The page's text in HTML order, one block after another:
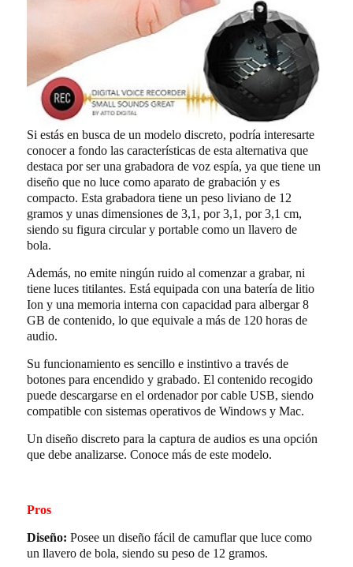
Si estás en busca de un modelo discreto, podría interesarte
conocer a fondo las características de esta alternativa que
destaca por ser una grabadora de voz espía, ya que tiene un
diseño que no luce como aparato de grabación y es
compacto. Esta grabadora tiene un peso liviano de 12
gramos y unas dimensiones de 3,1, por 3,1, por 3,1 cm,
siendo su figura circular y portable como un llavero de
bola.
Además, no emite ningún ruido al comenzar a grabar, ni
tiene luces titilantes. Está equipada con una batería de litio
Ion y una memoria interna con capacidad para albergar 8
GB de contenido, lo que equivale a más de 120 horas de
audio.
Su funcionamiento es sencillo e instintivo a través de
botones para encendido y grabado. El contenido recogido
puede descargarse en el ordenador por cable USB, siendo
compatible con sistemas operativos de Windows y Mac.
Un diseño discreto para la captura de audios es una opción
que debe analizarse. Conoce más de este modelo.
Pros
Diseño: Posee un diseño fácil de camuflar que luce como
un llavero de bola, siendo su peso de 12 gramos.